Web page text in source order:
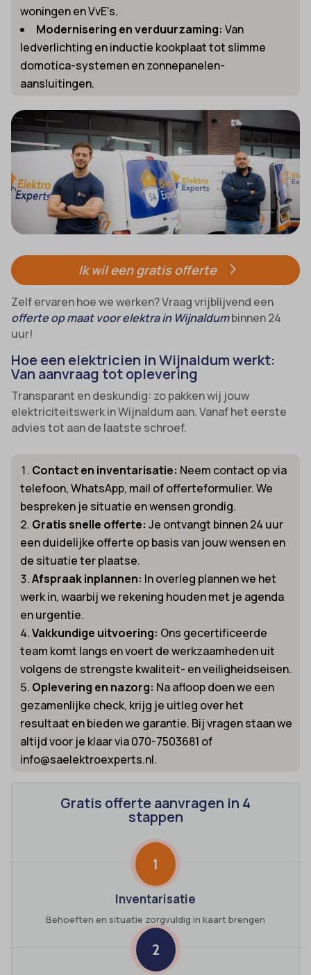
woningen en VvE’s.
Modernisering en verduurzaming: Van
ledverlichting en inductie kookplaat tot slimme
domotica-systemen en zonnepanelen-
aansluitingen.
Ik wil een gratis offerte
Zelf ervaren hoe we werken? Vraag vrijblijvend een
offerte op maat voor elektra in Wijnaldumbinnen 24
uur!
Hoe een elektricien in Wijnaldum werkt:
Van aanvraag tot oplevering
Transparant en deskundig: zo pakken wij jouw
elektriciteitswerk in Wijnaldum aan. Vanaf het eerste
advies tot aan de laatste schroef.
Contact en inventarisatie: Neem contact op via
telefoon, WhatsApp, mail of offerteformulier. We
bespreken je situatie en wensen grondig.
Gratis snelle offerte: Je ontvangt binnen 24 uur
een duidelijke offerte op basis van jouw wensen en
de situatie ter plaatse.
Afspraak inplannen: In overleg plannen we het
werk in, waarbij we rekening houden met je agenda
en urgentie.
Vakkundige uitvoering: Ons gecertificeerde
team komt langs en voert de werkzaamheden uit
volgens de strengste kwaliteit- en veiligheidseisen.
Oplevering en nazorg: Na afloop doen we een
gezamenlijke check, krijg je uitleg over het
resultaat en bieden we garantie. Bij vragen staan we
altijd voor je klaar via 070-7503681 of
info@saelektroexperts.nl.
Gratis offerte aanvragen in 4
stappen
1
Inventarisatie
Behoeften en situatie zorgvuldig in kaart brengen
2